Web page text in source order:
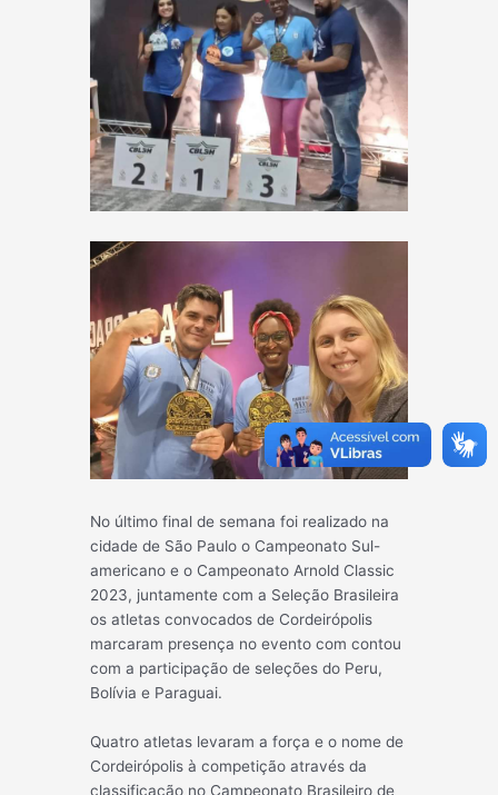
No último final de semana foi realizado na
cidade de São Paulo o Campeonato Sul-
americano e o Campeonato Arnold Classic
2023, juntamente com a Seleção Brasileira
os atletas convocados de Cordeirópolis
marcaram presença no evento com contou
com a participação de seleções do Peru,
Bolívia e Paraguai.
Quatro atletas levaram a força e o nome de
Cordeirópolis à competição através da
classificação no Campeonato Brasileiro de